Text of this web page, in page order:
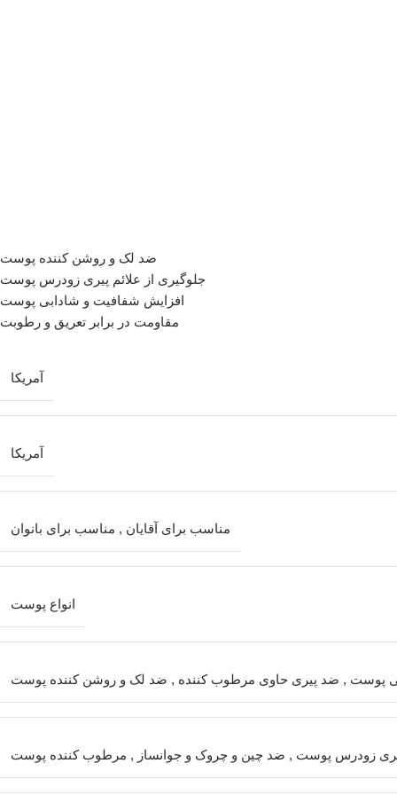
ضد لک و روشن کننده پوست
جلوگیری از علائم پیری زودرس پوست
افزایش شفافیت و شادابی پوست
مقاومت در برابر تعریق و رطوبت
آمریکا
آمریکا
مناسب برای آقایان , مناسب برای بانوان
انواع پوست
پوست , ضد پیری حاوی مرطوب کننده , ضد لک و روشن کننده پوست
زودرس پوست , ضد چین و چروک و جوانساز , مرطوب کننده پوست